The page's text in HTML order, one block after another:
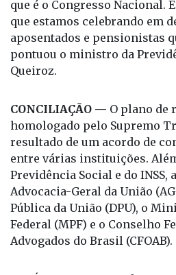
que é o Congresso Nacional.
que estamos celebrando em
aposentados e pensionistas
pontuou o ministro da
Queiroz.
CONCILIAÇÃO — O plano de
homologado pelo Supremo
resultado de um acordo de
entre várias instituições.
Previdência Social e do INSS,
Advocacia-Geral da União
Pública da União (DPU), o
Federal (MPF) e o Conselho
Advogados do Brasil (CFOAB).